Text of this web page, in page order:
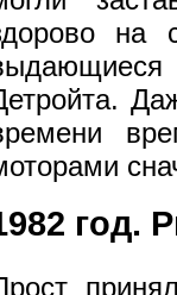
на
год.